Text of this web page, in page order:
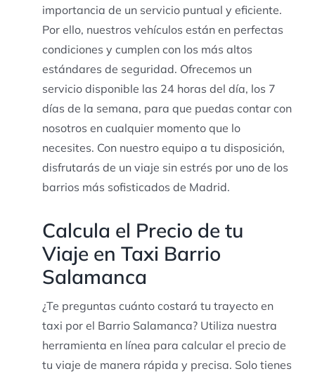
importancia de un servicio puntual y eficiente.
Por ello, nuestros vehículos están en perfectas
condiciones y cumplen con los más altos
estándares de seguridad. Ofrecemos un
servicio disponible las 24 horas del día, los 7
días de la semana, para que puedas contar con
nosotros en cualquier momento que lo
necesites. Con nuestro equipo a tu disposición,
disfrutarás de un viaje sin estrés por uno de los
barrios más sofisticados de Madrid.
Calcula el Precio de tu
Viaje en Taxi Barrio
Salamanca
¿Te preguntas cuánto costará tu trayecto en
taxi por el Barrio Salamanca? Utiliza nuestra
herramienta en línea para calcular el precio de
tu viaje de manera rápida y precisa. Solo tienes